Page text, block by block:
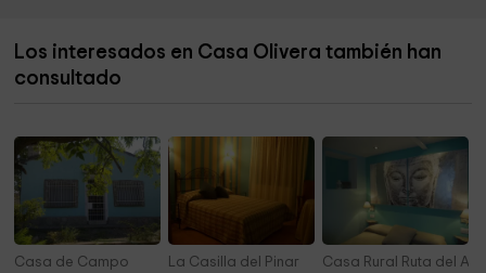
Mallo Chichín 3,0 km
Los interesados en Casa Olivera también han
consultado
Casa de Campo La Casilla del Pinar Casa Rural Ruta del